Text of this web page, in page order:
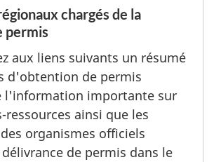
chargés de la
permis
aux liens suivants un résumé
d'obtention de permis
l'information importante sur
ressources ainsi que les
organismes officiels
de permis dans le